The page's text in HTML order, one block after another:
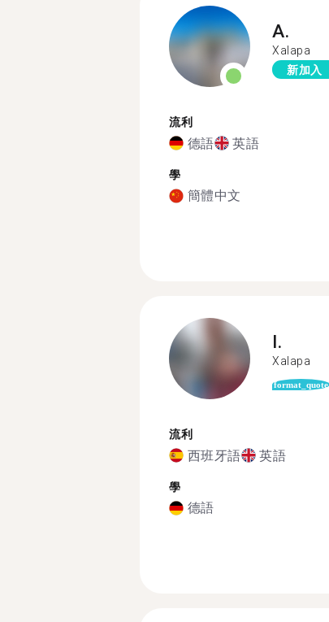
A.
Xalapa
新加入
流利
德語 英語
學
簡體中文
I.
Xalapa
format_quote
流利
西班牙語 英語
學
德語